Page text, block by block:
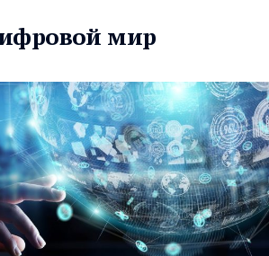
мир